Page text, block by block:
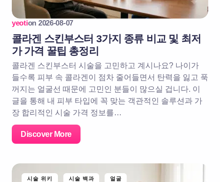
yeotion 2026-08-07
콜라겐 스킨부스터 3가지 종류 비교 및 최저
가 가격 꿀팁 총정리
콜라겐 스킨부스터 시술을 고민하고 계시나요? 나이가
들수록 피부 속 콜라겐이 점차 줄어들면서 탄력을 잃고 푹
꺼지는 얼굴선 때문에 고민인 분들이 많으실 겁니다. 이
글을 통해 내 피부 타입에 꼭 맞는 객관적인 솔루션과 가
장 합리적인 시술 가격 정보를…
Discover More
시술 위키 시술 백과 얼굴